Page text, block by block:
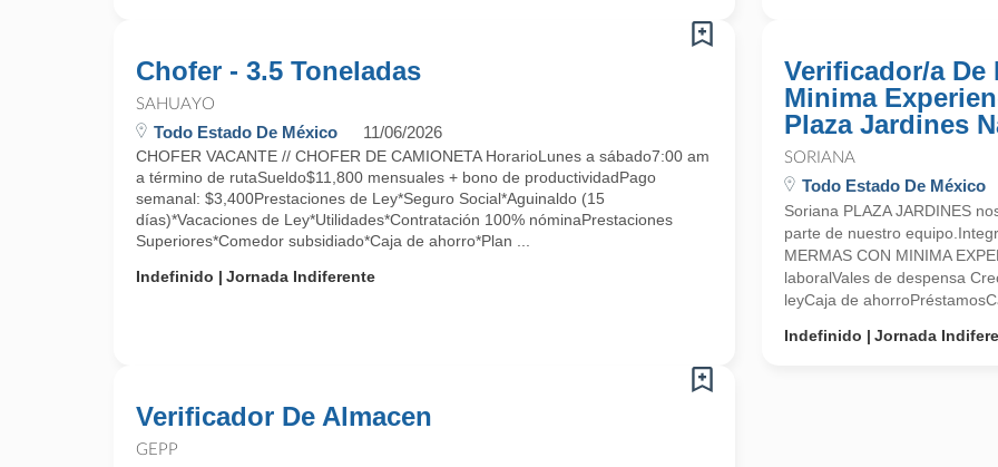
Chofer - 3.5 Toneladas
SAHUAYO
Todo Estado De México 11/06/2026
CHOFER VACANTE // CHOFER DE CAMIONETA HorarioLunes a sábado7:00 am
a término de rutaSueldo$11,800 mensuales + bono de productividadPago
semanal: $3,400Prestaciones de Ley*Seguro Social*Aguinaldo (15
días)*Vacaciones de Ley*Utilidades*Contratación 100% nóminaPrestaciones
Superiores*Comedor subsidiado*Caja de ahorro*Plan ...
Indefinido
Jornada Indiferente
Verificador/a De
Minima
Plaza Jardines
SORIANA
Todo Estado De México
Soriana PLAZA JARDINES
parte de nuestro
MERMAS CON MINIMA
laboralVales de despensa
leyCaja de
Indefinido
Jornada
Verificador De Almacen
GEPP